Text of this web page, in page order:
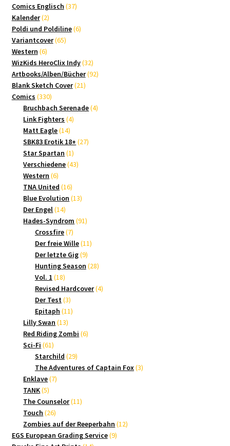
Comics Englisch 3737
Kalender 22
Produkte
Poldi und Poldiline 66
Variantcover 6565
Western 66
Produkte
WizKids HeroClix Indy 3232
Produkte
Artbooks/Alben/Bücher 9292
Blank Sketch Cover 2121
Comics 330330
Produkte
Bruchbach Serenade 44
Link Fighters 44
Matt Eagle 1414
Produkte
SBK83 Erotik 18+ 2727
Star Spartan 11
Produkt
Verschiedene 4343
Western 66
Produkte
TNA United 1616
Produkte
Blue Evolution 1313
Der Engel 1414
Produkte
Hades-Syndrom 9191
Crossfire 77
Produkte
Der freie Wille 1111
Der letzte Gig 99
Produkte
Hunting Season 2828
Vol. 1 1818
Produkte
Revised Hardcover 44
Der Test 33
Produkte
Epitaph 1111
Lilly Swan 1313
Produkte
Red Riding Zombi 66
Sci-Fi 6161
Produkte
Starchild 2929
Produkte
The Adventures of Captain Fox 33
Enklave 77
TANK 55
Produkte
The Counselor 1111
Touch 2626
Produkte
Zombies auf der Reeperbahn 1212
EGS European Grading Service 99